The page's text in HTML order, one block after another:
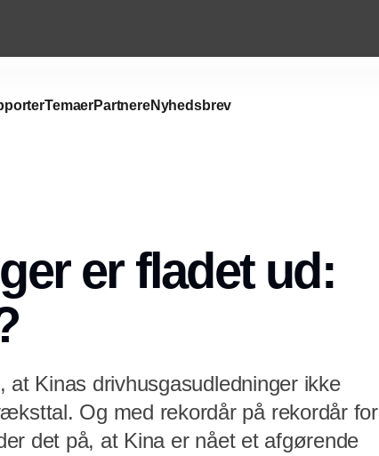
TemaerPartnereNyhedsbrev
er fladet ud:
Kinas drivhusgasudledninger ikke
Og med rekordår på rekordår for
det på, at Kina er nået et afgørende